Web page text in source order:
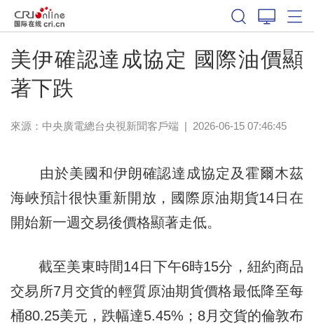
美伊確認達成協定 國際油價顯
著下跌
來源： 中央廣電總台央視新聞客戶端 | 2026-06-15 07:46:45
由於美國和伊朗確認達成協定及霍爾木茲
海峽預計很快重新開放，國際原油期貨14日在
開始新一週交易後價格顯著走低。
截至美東時間14日下午6時15分，紐約商品
交易所7月交貨的輕質原油期貨價格最低降至每
桶80.25美元，跌幅達5.45%；8月交貨的倫敦布